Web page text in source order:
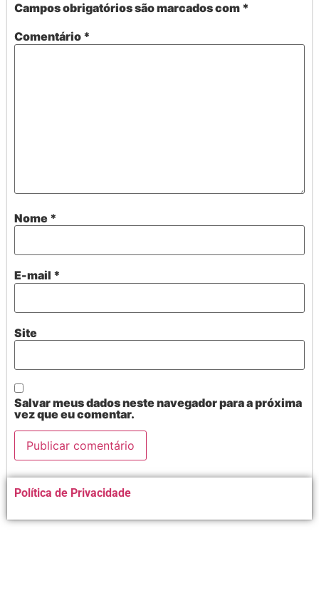
Campos obrigatórios são marcados com *
Comentário *
Nome *
E-mail *
Site
Salvar meus dados neste navegador para a próxima
vez que eu comentar.
Alternative:
Política de Privacidade